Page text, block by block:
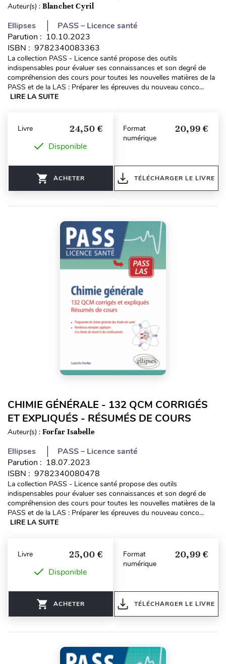
Auteur(s) : Blanchet Cyril
Ellipses
PASS – Licence santé
Parution : 10.10.2023
ISBN : 9782340083363
La collection PASS - Licence santé propose des outils
indispensables pour évaluer ses connaissances et son degré de
compréhension des cours pour toutes les nouvelles matières de la
PASS et de la LAS : Préparer les épreuves du nouveau conco...
LIRE LA SUITE
Livre 24,50 €
Disponible
ACHETER
Format
numérique
20,99 €
TÉLÉCHARGER LE LIVRE
CHIMIE GÉNÉRALE - 132 QCM CORRIGÉS
ET EXPLIQUÉS - RÉSUMÉS DE COURS
Auteur(s) : Forfar Isabelle
Ellipses
PASS – Licence santé
Parution : 18.07.2023
ISBN : 9782340080478
La collection PASS - Licence santé propose des outils
indispensables pour évaluer ses connaissances et son degré de
compréhension des cours pour toutes les nouvelles matières de la
PASS et de la LAS : Préparer les épreuves du nouveau conco...
LIRE LA SUITE
Livre 25,00 €
Disponible
ACHETER
Format
numérique
20,99 €
TÉLÉCHARGER LE LIVRE